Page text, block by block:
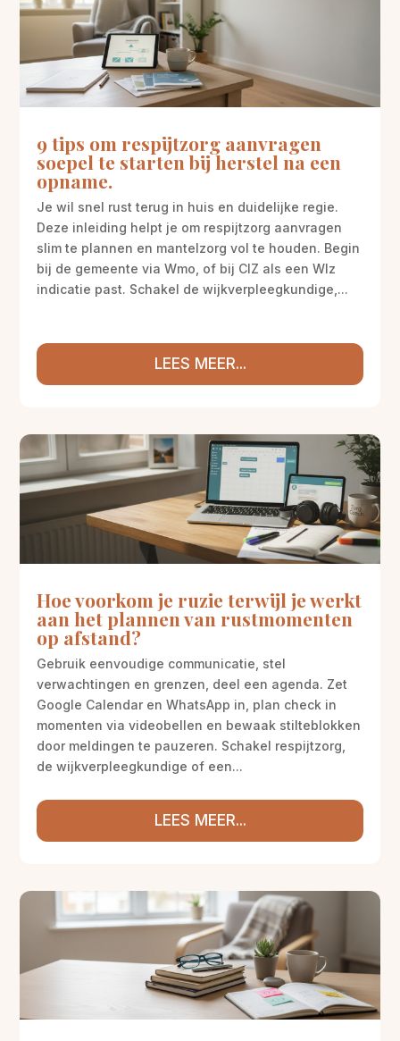
9 tips om respijtzorg aanvragen
soepel te starten bij herstel na een
opname.
Je wil snel rust terug in huis en duidelijke regie.
Deze inleiding helpt je om respijtzorg aanvragen
slim te plannen en mantelzorg vol te houden. Begin
bij de gemeente via Wmo, of bij CIZ als een Wlz
indicatie past. Schakel de wijkverpleegkundige,...
LEES MEER...
Hoe voorkom je ruzie terwijl je werkt
aan het plannen van rustmomenten
op afstand?
Gebruik eenvoudige communicatie, stel
verwachtingen en grenzen, deel een agenda. Zet
Google Calendar en WhatsApp in, plan check in
momenten via videobellen en bewaak stilteblokken
door meldingen te pauzeren. Schakel respijtzorg,
de wijkverpleegkundige of een...
LEES MEER...